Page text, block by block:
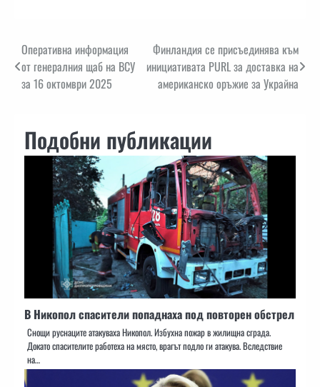
Навигация
Оперативна информация
от генералния щаб на ВСУ
за 16 октомври 2025
Финландия се присъединява към
инициативата PURL за доставка на
американско оръжие за Украйна
Подобни публикации
В Никопол спасители попаднаха под повторен обстрел
Снощи руснаците атакуваха Никопол. Избухна пожар в жилищна сграда.
Докато спасителите работеха на място, врагът подло ги атакува. Вследствие
на…